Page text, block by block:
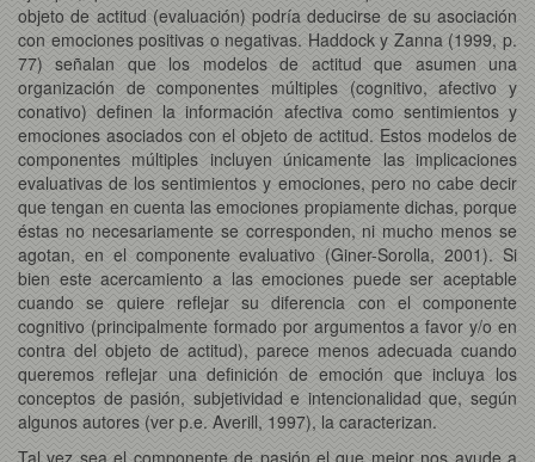
objeto de actitud (evaluación) podría deducirse de su asociación
con emociones positivas o negativas. Haddock y Zanna (1999, p.
77) señalan que los modelos de actitud que asumen una
organización de componentes múltiples (cognitivo, afectivo y
conativo) definen la información afectiva como sentimientos y
emociones asociados con el objeto de actitud. Estos modelos de
componentes múltiples incluyen únicamente las implicaciones
evaluativas de los sentimientos y emociones, pero no cabe decir
que tengan en cuenta las emociones propiamente dichas, porque
éstas no necesariamente se corresponden, ni mucho menos se
agotan, en el componente evaluativo (Giner-Sorolla, 2001). Si
bien este acercamiento a las emociones puede ser aceptable
cuando se quiere reflejar su diferencia con el componente
cognitivo (principalmente formado por argumentos a favor y/o en
contra del objeto de actitud), parece menos adecuada cuando
queremos reflejar una definición de emoción que incluya los
conceptos de pasión, subjetividad e intencionalidad que, según
algunos autores (ver p.e. Averill, 1997), la caracterizan.
Tal vez sea el componente de pasión el que mejor nos ayude a